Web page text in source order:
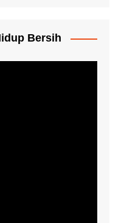
Bersih